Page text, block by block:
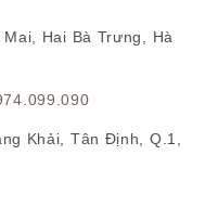
Mai, Hai Bà Trưng, Hà
Khải, Tân Định, Q.1,